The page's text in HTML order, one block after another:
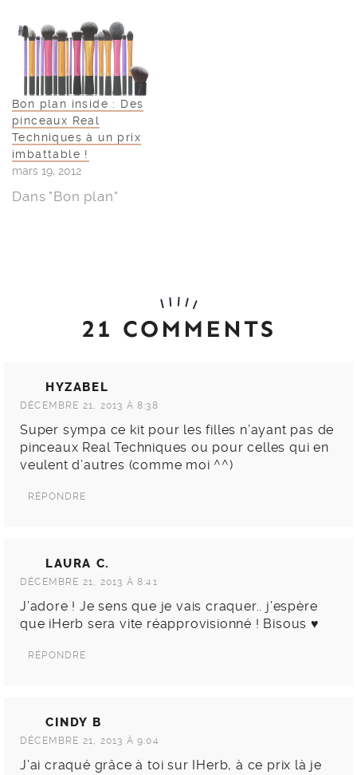
Bon plan inside : Des
pinceaux Real
Techniques à un prix
imbattable !
mars 19, 2012
Dans "Bon plan"
21 COMMENTS
HYZABEL
DÉCEMBRE 21, 2013 À 8:38
Super sympa ce kit pour les filles n’ayant pas de
pinceaux Real Techniques ou pour celles qui en
veulent d’autres (comme moi ^^)
RÉPONDRE
LAURA C.
DÉCEMBRE 21, 2013 À 8:41
J’adore ! Je sens que je vais craquer.. j’espère
que iHerb sera vite réapprovisionné ! Bisous ♥
RÉPONDRE
CINDY B
DÉCEMBRE 21, 2013 À 9:04
J’ai craqué grâce à toi sur IHerb, à ce prix là je